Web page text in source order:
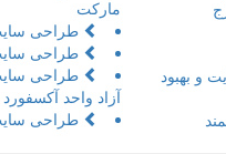
مارکت
طراحی
طراحی
طراحی
آزاد واحد آکسفورد
طراحی
و بهبود